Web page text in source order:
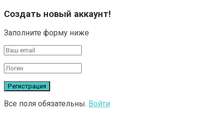
Создать новый аккаунт!
Заполните форму ниже
Все поля обязательны. Войти